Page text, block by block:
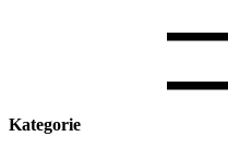
Kategorie